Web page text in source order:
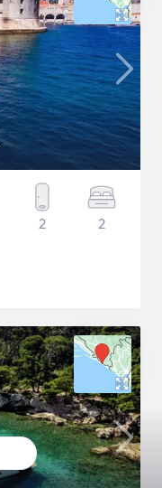
2 2